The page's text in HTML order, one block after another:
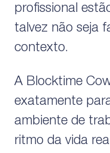
profissional
talvez não seja
contexto.
A Blocktime
exatamente
ambiente de
ritmo da vida